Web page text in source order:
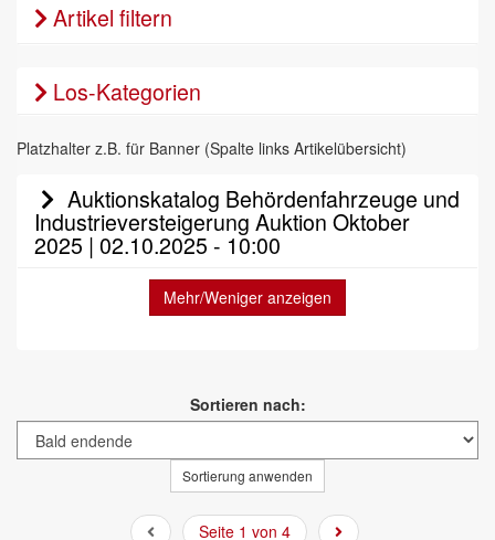
Artikel filtern
Los-Kategorien
Platzhalter z.B. für Banner (Spalte links Artikelübersicht)
Auktionskatalog Behördenfahrzeuge und
Industrieversteigerung Auktion Oktober
2025 | 02.10.2025 - 10:00
Mehr/Weniger anzeigen
Sortieren nach:
Sortierung anwenden
Seite 1 von 4